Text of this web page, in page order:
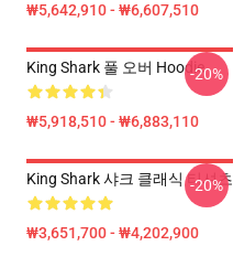
₩5,642,910 - ₩6,607,510
King Shark 풀 오버 Hoodie
₩5,918,510 - ₩6,883,110
-20%
King Shark 샤크 클래식 티셔츠
₩3,651,700 - ₩4,202,900
-20%